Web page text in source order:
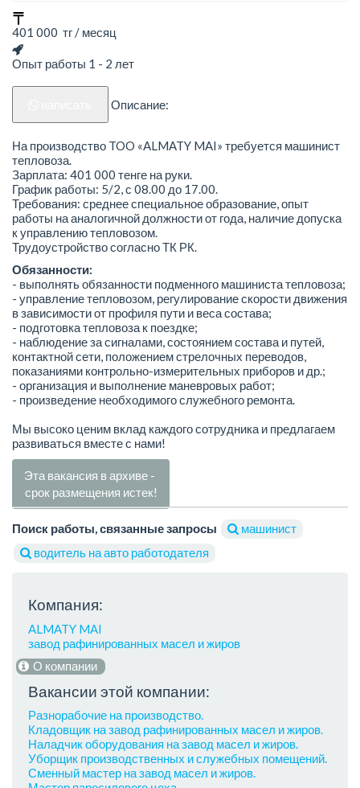
401 000 тг / месяц
Опыт работы 1 - 2 лет
Описание:
На производство TOO «ALMATY MAI» требуется машинист
тепловоза.
Зарплата: 401 000 тенге на руки.
График работы: 5/2, с 08.00 до 17.00.
Требования: среднее специальное образование, опыт
работы на аналогичной должности от года, наличие допуска
к управлению тепловозом.
Трудоустройство согласно ТК РК.
Обязанности:
- выполнять обязанности подменного машиниста тепловоза;
- управление тепловозом, регулирование скорости движения
в зависимости от профиля пути и веса состава;
- подготовка тепловоза к поездке;
- наблюдение за сигналами, состоянием состава и путей,
контактной сети, положением стрелочных переводов,
показаниями контрольно-измерительных приборов и др.;
- организация и выполнение маневровых работ;
- произведение необходимого служебного ремонта.
Мы высоко ценим вклад каждого сотрудника и предлагаем
развиваться вместе с нами!
Эта вакансия в архиве -
срок размещения истек!
Поиск работы, связанные запросы
машинист
водитель на авто работодателя
Компания:
ALMATY MAI
завод рафинированных масел и жиров
О компании
Вакансии этой компании:
Разнорабочие на производство.
Кладовщик на завод рафинированных масел и жиров.
Наладчик оборудования на завод масел и жиров.
Уборщик производственных и служебных помещений.
Сменный мастер на завод масел и жиров.